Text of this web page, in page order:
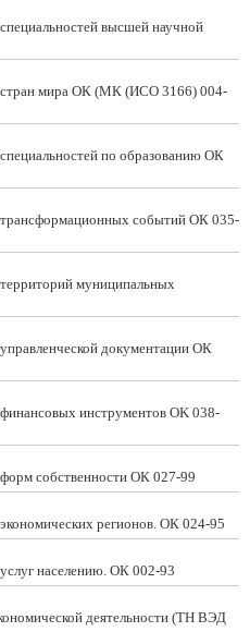
высшей научной
стран мира ОК (МК (ИСО 3166) 004-
по образованию ОК
событий ОК 035-
муниципальных
документации ОК
инструментов OK 038-
собственности ОК 027-99
регионов. ОК 024-95
населению. ОК 002-93
деятельности (ТН ВЭД